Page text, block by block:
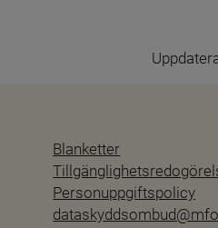
Blanketter
Personuppgiftspolicy